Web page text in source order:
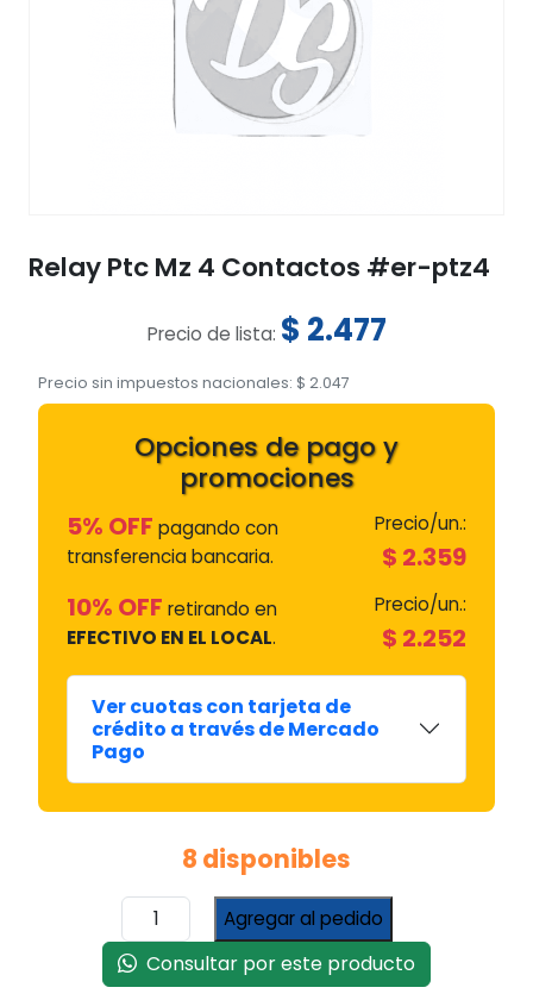
Relay Ptc Mz 4 Contactos #er-ptz4
Precio de lista: $ 2.477
Precio sin impuestos nacionales: $ 2.047
Opciones de pago y
promociones
5% OFF pagando con
transferencia bancaria.
Precio/un.:
$ 2.359
10% OFF retirando en
EFECTIVO EN EL LOCAL.
Precio/un.:
$ 2.252
Ver cuotas con tarjeta de
crédito a través de Mercado
Pago
8 disponibles
Relay
Ptc
Mz
4
Agregar al pedido
Consultar por este producto